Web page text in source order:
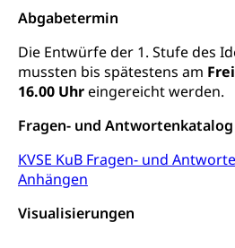
Abgabetermin
Die Entwürfe der 1. Stufe des
mussten bis spätestens am
16.00 Uhreingereicht werden.
Fragen- und Antwortenkatalog
KVSE KuB Fragen- und
Anhängen
Visualisierungen
Kantonales
Prävention
Soziale Sicherheit
Sozialversicherungen,
Arbeitslosenversicherung,
Mutterschaftsversicherung,
Sozialhilfe
Kranken- und
Krankenversicherung
Sucht und Drogen
Medikamentenabhängigkeit,